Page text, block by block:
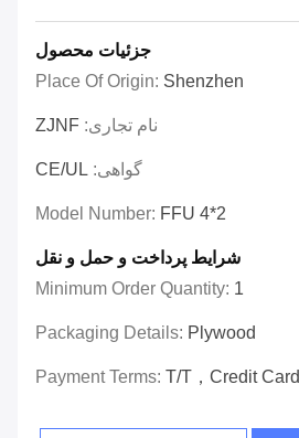
جزئیات محصول
Place Of Origin: Shenzhen
نام تجاری: ZJNF
گواهی: CE/UL
Model Number: FFU 4*2
شرایط پرداخت و حمل و نقل
Minimum Order Quantity: 1
Packaging Details: Plywood
Payment Terms: T/T，Credit Card